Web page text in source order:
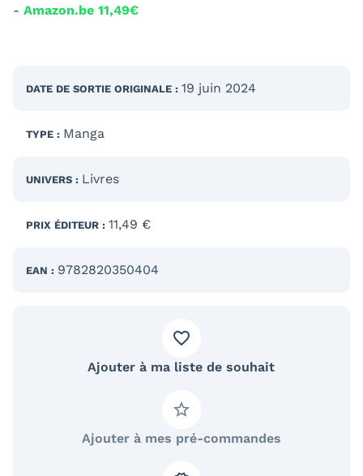
- Amazon.be 11,49€
DATE DE SORTIE ORIGINALE : 19 juin 2024
TYPE : Manga
UNIVERS : Livres
PRIX ÉDITEUR : 11,49 €
EAN : 9782820350404
Ajouter à ma liste de souhait
Ajouter à mes pré-commandes